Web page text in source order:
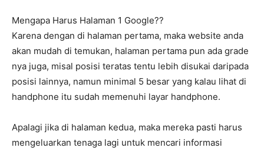
Mengapa Harus Halaman 1 Google??
Karena dengan di halaman pertama, maka website anda
akan mudah di temukan, halaman pertama pun ada grade
nya juga, misal posisi teratas tentu lebih disukai daripada
posisi lainnya, namun minimal 5 besar yang kalau lihat di
handphone itu sudah memenuhi layar handphone.
Apalagi jika di halaman kedua, maka mereka pasti harus
mengeluarkan tenaga lagi untuk mencari informasi